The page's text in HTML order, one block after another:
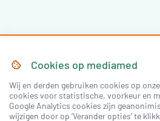
Home
Nascholing
Congressen
Cookies op mediamed
Wij en derden gebruiken cookies op
cookies voor statistische, voorkeur en
Google Analytics cookies zijn
wijzigen door op ‘Verander opties’ te